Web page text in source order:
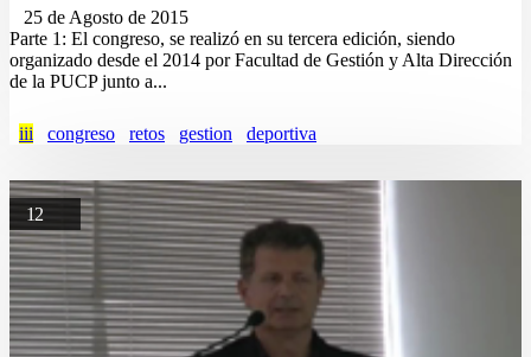
25 de Agosto de 2015
Parte 1: El congreso, se realizó en su tercera edición, siendo
organizado desde el 2014 por Facultad de Gestión y Alta Dirección
de la PUCP junto a...
iii congreso retos gestion deportiva
12